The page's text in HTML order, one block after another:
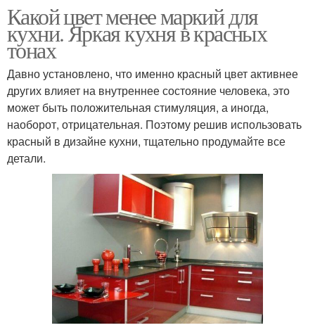
Какой цвет менее маркий для
кухни. Яркая кухня в красных
тонах
Давно установлено, что именно красный цвет активнее
других влияет на внутреннее состояние человека, это
может быть положительная стимуляция, а иногда,
наоборот, отрицательная. Поэтому решив использовать
красный в дизайне кухни, тщательно продумайте все
детали.